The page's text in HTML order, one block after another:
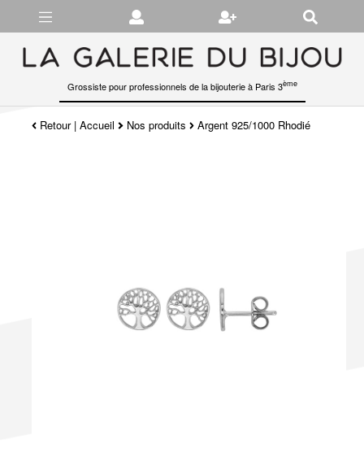
Grossiste pour professionnels de la bijouterie à Paris 3ème
Retour|Accueil Nos produits Argent 925/1000 Rhodié
Gérer les préférences en matière de cookies